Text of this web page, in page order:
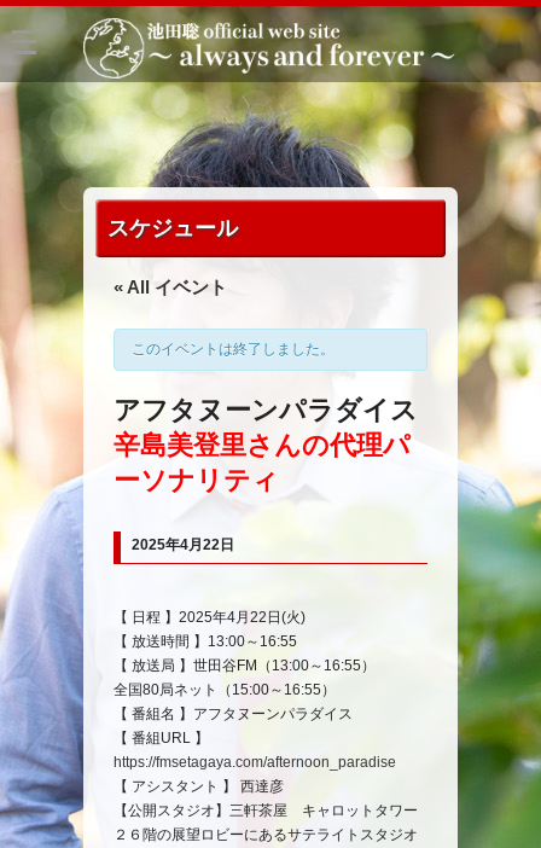
スケジュール
« All イベント
このイベントは終了しました。
アフタヌーンパラダイス
辛島美登里さんの代理パ
ーソナリティ
2025年4月22日
イ
ベ
ン
ト
ナ
ビ
ゲ
ー
シ
ョ
ン
【 日程 】2025年4月22日(火)
【 放送時間 】13:00～16:55
【 放送局 】世田谷FM（13:00～16:55）
全国80局ネット（15:00～16:55）
【 番組名 】アフタヌーンパラダイス
【 番組URL 】
https://fmsetagaya.com/afternoon_paradise
【 アシスタント 】 西達彦
【公開スタジオ】三軒茶屋 キャロットタワー
２６階の展望ロビーにあるサテライトスタジオ